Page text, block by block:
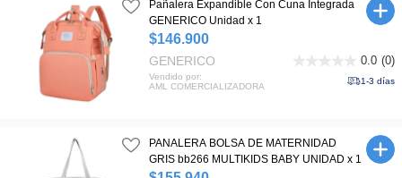
Pañalera Expandible Con Cuna Integrada
GENERICO Unidad x 1
$146.900
GENERICO 0.0 (0)
Vendido por:
AML COMERCIALIZADORA
1-3 días
PANALERA BOLSA DE MATERNIDAD
GRIS bb266 MULTIKIDS BABY UNIDAD x 1